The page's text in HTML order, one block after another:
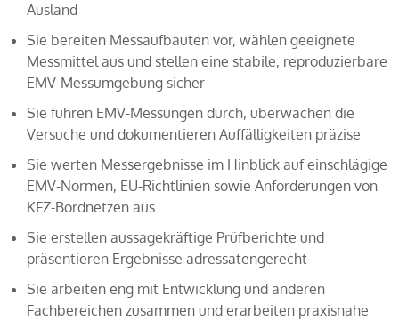
Ausland
Sie bereiten Messaufbauten vor, wählen geeignete
Messmittel aus und stellen eine stabile, reproduzierbare
EMV-Messumgebung sicher
Sie führen EMV-Messungen durch, überwachen die
Versuche und dokumentieren Auffälligkeiten präzise
Sie werten Messergebnisse im Hinblick auf einschlägige
EMV-Normen, EU-Richtlinien sowie Anforderungen von
KFZ-Bordnetzen aus
Sie erstellen aussagekräftige Prüfberichte und
präsentieren Ergebnisse adressatengerecht
Sie arbeiten eng mit Entwicklung und anderen
Fachbereichen zusammen und erarbeiten praxisnahe